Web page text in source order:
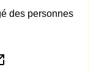
des personnes